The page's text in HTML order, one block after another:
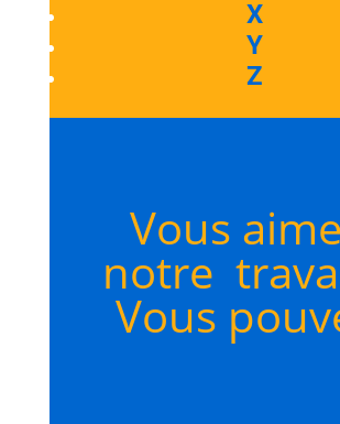
X
Y
Z
Vous
notre
Vous